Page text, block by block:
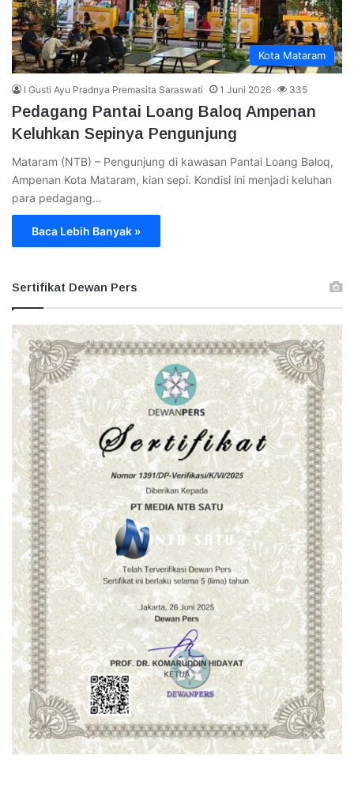
Kota Mataram
I Gusti Ayu Pradnya Premasita Saraswati 1 Juni 2026 335
Pedagang Pantai Loang Baloq Ampenan
Keluhkan Sepinya Pengunjung
Mataram (NTB) – Pengunjung di kawasan Pantai Loang Baloq,
Ampenan Kota Mataram, kian sepi. Kondisi ini menjadi keluhan
para pedagang…
Baca Lebih Banyak »
Sertifikat Dewan Pers